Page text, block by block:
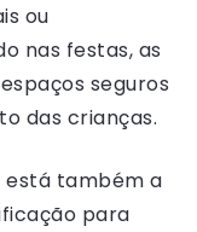
ou
nas festas, as
seguros
das crianças.
está também a
para